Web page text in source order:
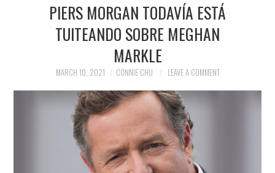
FINANCEPIERS MORGAN TODAVÍA ESTÁ
TUITEANDO SOBRE MEGHAN
MARKLE
MARCH 10, 2021 CONNIE CHU LEAVE A COMMENT